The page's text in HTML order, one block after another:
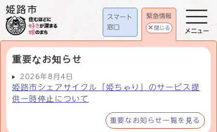
スマート
窓口
緊急情報
閉じる
重要なお知らせ
2026年8月4日
姫路市シェアサイクル「姫ちゃり」のサービス提
供一時停止について
重要なお知らせ一覧を見る
メニュー